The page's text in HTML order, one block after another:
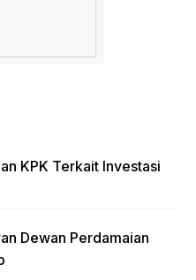
KPK Terkait Investasi
Dewan Perdamaian